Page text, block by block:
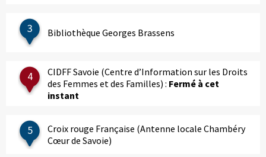
3 Bibliothèque Georges Brassens
4
CIDFF Savoie (Centre d’Information sur les Droits
des Femmes et des Familles) : Fermé à cet
instant
5
Croix rouge Française (Antenne locale Chambéry
Cœur de Savoie)